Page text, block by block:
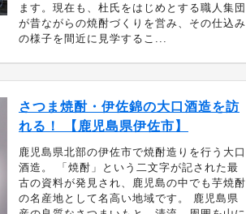
ます。現在も、杜氏をはじめとする職人集団
が昔ながらの焼酎づくりを営み、その仕込み
の様子を間近に見学するこ...
さつま焼酎・伊佐錦の大口酒造を訪
れる！ 【鹿児島県伊佐市】
鹿児島県北部の伊佐市で焼酎造りを行う大口
酒造。 「焼酎」という二文字が記された最
古の資料が発見され、鹿児島の中でも芋焼酎
の名産地として名高い地域です。 鹿児島県